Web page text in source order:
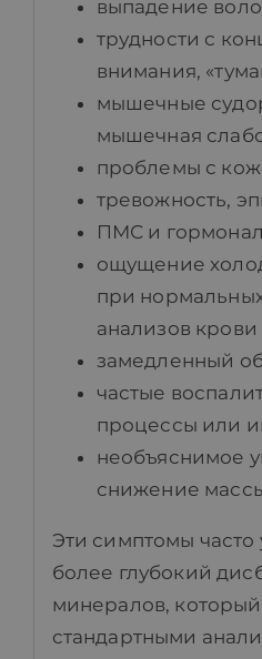
выпадение
трудности с
внимания,
мышечные
мышечная
проблемы с
тревожность,
ПМС и
ощущение
при
анализов крови
замедленный
частые
процессы или
необъяснимое
снижение
Эти симптомы часто
более глубокий
минералов,
стандартными